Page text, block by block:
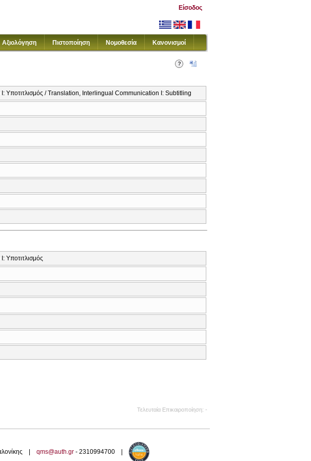
Είσοδος
Αξιολόγηση Πιστοποίηση Νομοθεσία Κανονισμοί
Ι: Υποτιτλισμός / Translation, Interlingual Communication I: Subtitling
Υποτιτλισμός
Τελευταία Επικαιροποίηση -
| qms@auth.gr - 2310994700 |